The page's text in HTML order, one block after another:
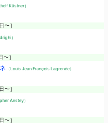
Kästner）
〜］
）
］
（Louis Jean François Lagrenée）
〜］
Anstey）
〜］